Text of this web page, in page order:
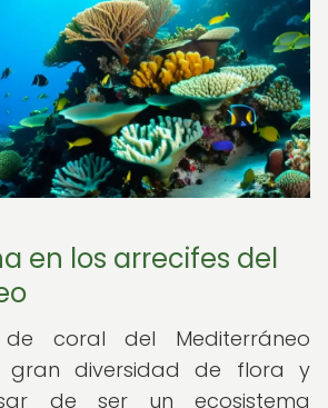
en los arrecifes del
coral del Mediterráneo
gran diversidad de flora y
de ser un ecosistema